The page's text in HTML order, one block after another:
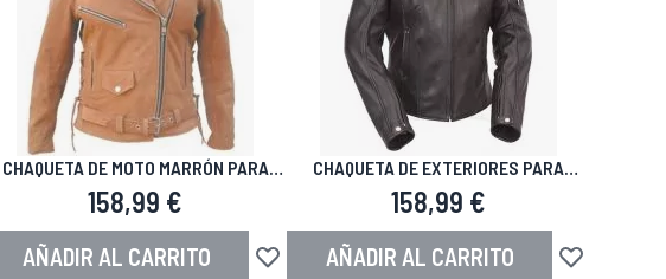
a la Lista de Deseos
CHAQUETA DE MOTO MARRÓN PARA
MUJERES
158,99 €
AÑADIR AL CARRITO Añadir a la Lista de Deseos
CHAQUETA DE EXTERIORES PARA
MUJER CON CUELLO DE SCOOTER
158,99 €
AÑADIR AL CARRITO Añadir a la